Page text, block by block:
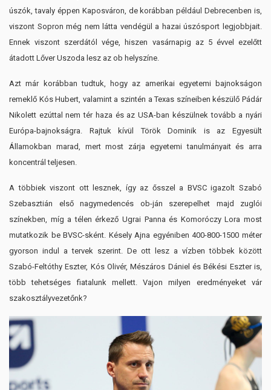
úszók, tavaly éppen Kaposváron, de korábban például Debrecenben is,
viszont Sopron még nem látta vendégül a hazai úszósport legjobbjait.
Ennek viszont szerdától vége, hiszen vasárnapig az 5 évvel ezelőtt
átadott Lőver Uszoda lesz az ob helyszíne.
Azt már korábban tudtuk, hogy az amerikai egyetemi bajnokságon
remeklő Kós Hubert, valamint a szintén a Texas színeiben készülő Pádár
Nikolett ezúttal nem tér haza és az USA-ban készülnek tovább a nyári
Európa-bajnokságra. Rajtuk kívül Török Dominik is az Egyesült
Államokban marad, mert most zárja egyetemi tanulmányait és arra
koncentrál teljesen.
A többiek viszont ott lesznek, így az ősszel a BVSC igazolt Szabó
Szebasztián első nagymedencés ob-ján szerepelhet majd zuglói
színekben, míg a télen érkező Ugrai Panna és Komoróczy Lora most
mutatkozik be BVSC-sként. Késely Ajna egyéniben 400-800-1500 méter
gyorson indul a tervek szerint. De ott lesz a vízben többek között
Szabó-Feltóthy Eszter, Kós Olivér, Mészáros Dániel és Békési Eszter is,
több tehetséges fiatalunk mellett. Vajon milyen eredményeket vár
szakosztályvezetőnk?